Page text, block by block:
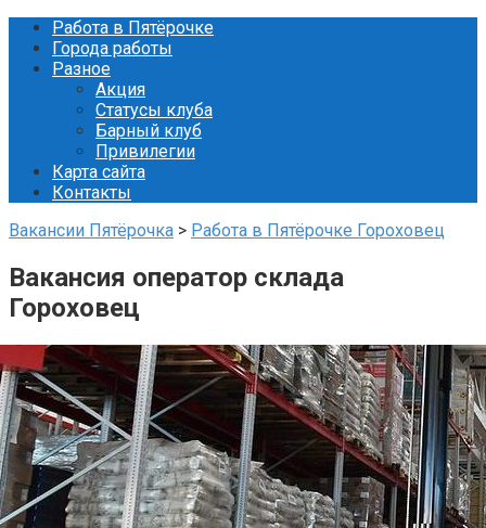
Перейти
контенту
Работа в Пятёрочке
Города работы
Разное
Акция
Статусы клуба
Барный клуб
Привилегии
Карта сайта
Контакты
Вакансии Пятёрочка > Работа в Пятёрочке Гороховец
Вакансия оператор склада
Гороховец